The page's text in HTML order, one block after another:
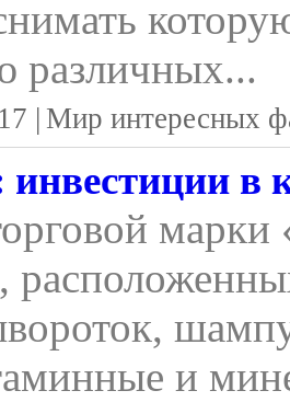
различных...
| Мир интересных
инвестиции в
и